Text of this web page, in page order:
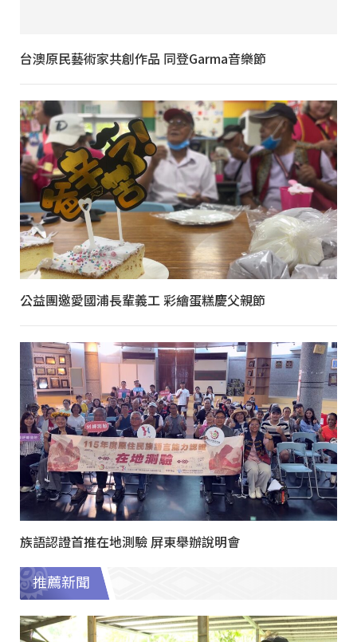
台澳原民藝術家共創作品 同登Garma音樂節
公益團邀愛國浦長輩義工 彩繪蛋糕慶父親節
族語認證首推在地測驗 屏東舉辦說明會
推薦新聞